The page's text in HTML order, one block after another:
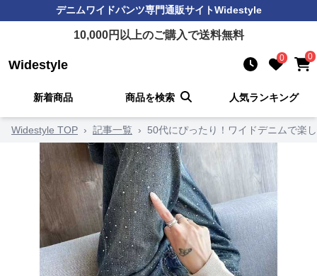
デニムワイドパンツ専門通販サイトWidestyle
10,000円以上のご購入で送料無料
Widestyle 0 0
新着商品 商品を検索 人気ランキング
Widestyle TOP › 記事一覧 › 50代にぴったり！ワイドデニムで楽